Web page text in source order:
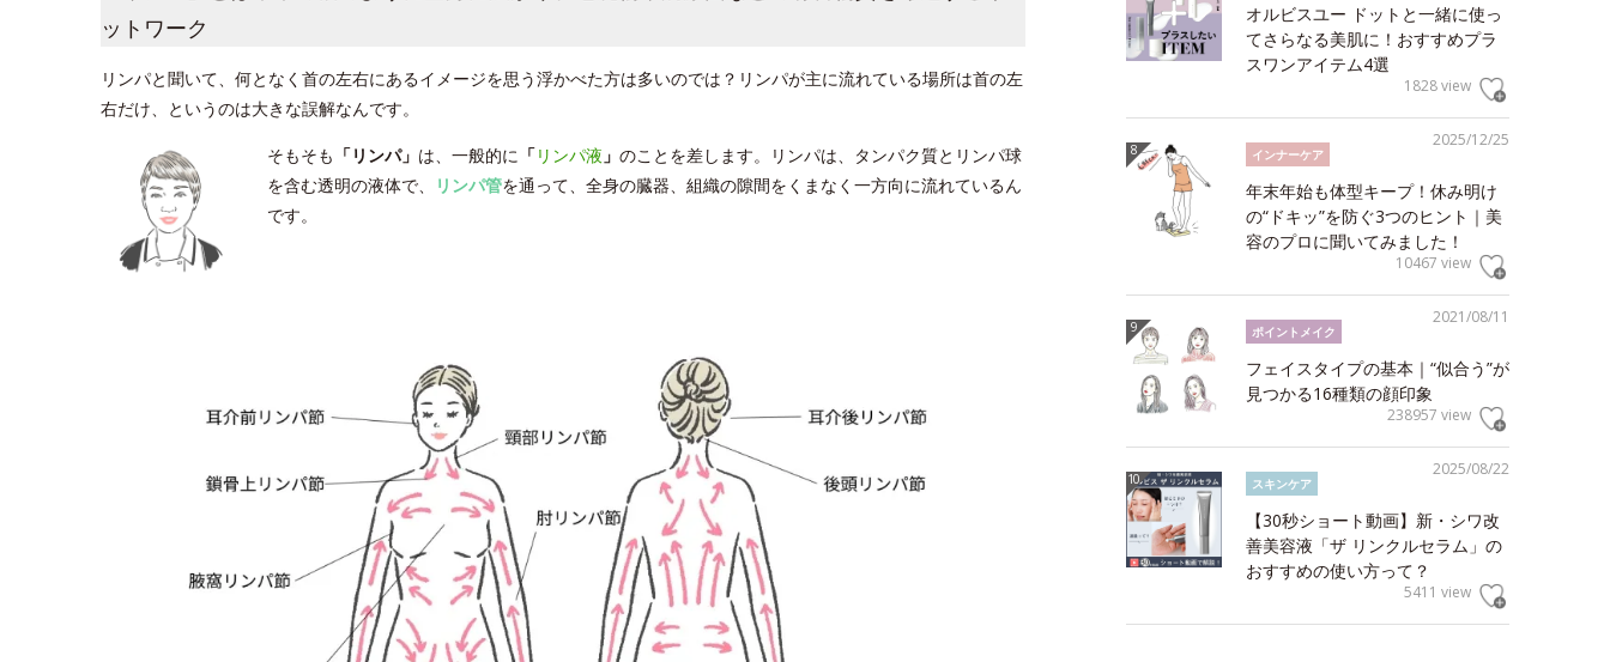
ットワーク
リンパと聞いて、何となく首の左右にあるイメージを思う浮かべた方は多いのでは？リンパが主に流れている場所は首の左
右だけ、というのは大きな誤解なんです。
そもそも 「リンパ」 は、一般的に 「リンパ液 」 のことを差します。リンパは、タンパク質とリンパ球
を含む透明の液体で、
リンパ管を通って、全身の臓器、組織の隙間をくまなく一方向に流れているん
です。
オルビスユー ドットと一緒に使っ
てさらなる美肌に！おすすめプラ
スワンアイテム4選
1828 view
2025/12/25
インナーケア
年末年始も体型キープ！休み明け
の“ドキッ”を防ぐ3つのヒント｜美
容のプロに聞いてみました！
10467 view
2021/08/11
ポイントメイク
フェイスタイプの基本｜“似合う”が
見つかる16種類の顔印象
238957 view
2025/08/22
スキンケア
【30秒ショート動画】新・シワ改
善美容液「ザ リンクルセラム」の
おすすめの使い方って？
5411 view